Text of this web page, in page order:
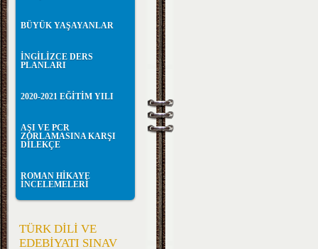
BÜYÜK YAŞAYANLAR
İNGİLİZCE DERS
PLANLARI
2020-2021 EĞİTİM YILI
AŞI VE PCR
ZORLAMASINA KARŞI
DİLEKÇE
ROMAN HİKAYE
İNCELEMELERİ
TÜRK DİLİ VE
EDEBİYATI SINAV